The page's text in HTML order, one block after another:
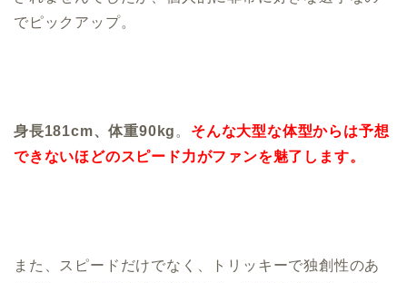
でピックアップ。
身長181cm、体重90kg 。 そんな大型な体型からは予想
できないほどのスピード力がファンを魅了します。
また、スピードだけでなく、トリッキーで独創性のあ